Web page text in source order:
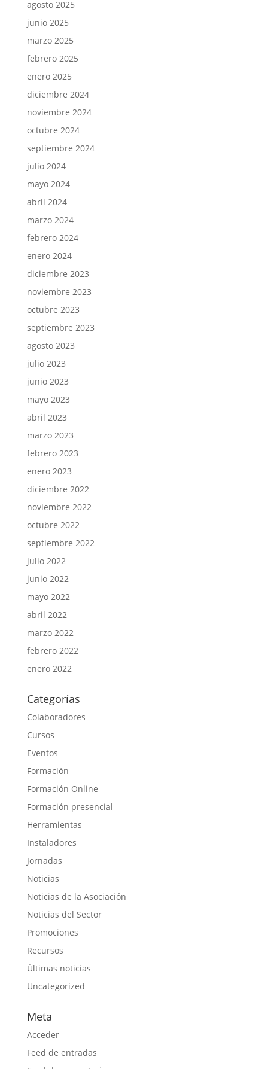
agosto 2025
junio 2025
marzo 2025
febrero 2025
enero 2025
diciembre 2024
noviembre 2024
octubre 2024
septiembre 2024
julio 2024
mayo 2024
abril 2024
marzo 2024
febrero 2024
enero 2024
diciembre 2023
noviembre 2023
octubre 2023
septiembre 2023
agosto 2023
julio 2023
junio 2023
mayo 2023
abril 2023
marzo 2023
febrero 2023
enero 2023
diciembre 2022
noviembre 2022
octubre 2022
septiembre 2022
julio 2022
junio 2022
mayo 2022
abril 2022
marzo 2022
febrero 2022
enero 2022
Categorías
Colaboradores
Cursos
Eventos
Formación
Formación Online
Formación presencial
Herramientas
Instaladores
Jornadas
Noticias
Noticias de la Asociación
Noticias del Sector
Promociones
Recursos
Últimas noticias
Uncategorized
Meta
Acceder
Feed de entradas